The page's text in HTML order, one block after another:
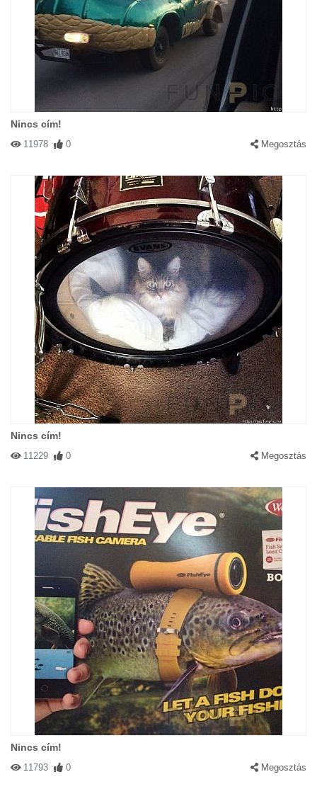
Nincs cím!
11978 0 Megosztás
Nincs cím!
11229 0 Megosztás
Nincs cím!
11793 0 Megosztás